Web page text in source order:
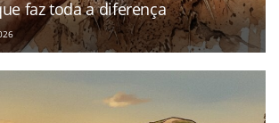
faz toda a diferença